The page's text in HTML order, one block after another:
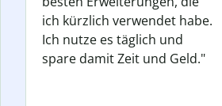
ich kürzlich verwendet habe.
Ich nutze es täglich und
spare damit Zeit und Geld."